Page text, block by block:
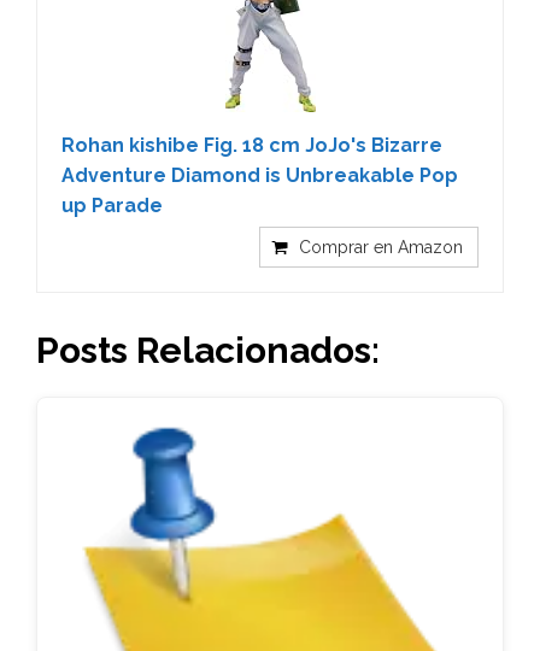
Rohan kishibe Fig. 18 cm JoJo's Bizarre
Adventure Diamond is Unbreakable Pop
up Parade
Comprar en Amazon
Posts Relacionados: